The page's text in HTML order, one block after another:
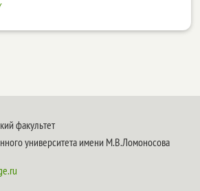
факультет
университета имени М.В.Ломоносова